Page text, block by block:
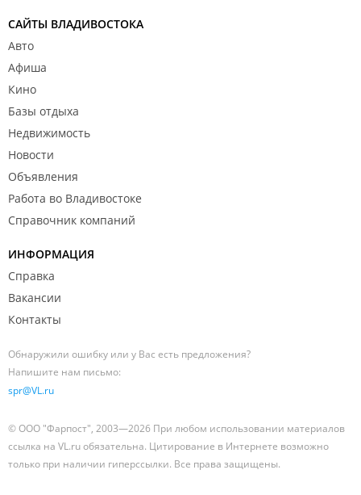
САЙТЫ ВЛАДИВОСТОКА
Авто
Афиша
Кино
Базы отдыха
Недвижимость
Новости
Объявления
Работа во Владивостоке
Справочник компаний
ИНФОРМАЦИЯ
Справка
Вакансии
Контакты
Обнаружили ошибку или у Вас есть предложения?
Напишите нам письмо:
spr@VL.ru
© ООО "Фарпост", 2003—2026 При любом использовании материалов
ссылка на VL.ru обязательна. Цитирование в Интернете возможно
только при наличии гиперссылки. Все права защищены.